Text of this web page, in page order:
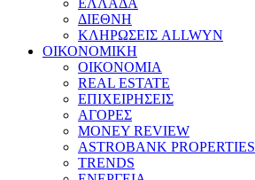
ΕΛΛΑΔΑ
ΔΙΕΘΝΗ
ΚΛΗΡΩΣΕΙΣ ALLWYN
ΟΙΚΟΝΟΜΙΚΗ
ΟΙΚΟΝΟΜΙΑ
REAL ESTATE
ΕΠΙΧΕΙΡΗΣΕΙΣ
ΑΓΟΡΕΣ
MONEY REVIEW
ASTROBANK PROPERTIES
TRENDS